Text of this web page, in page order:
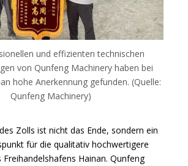
und effizienten technischen
von Qunfeng Machinery haben bei
hohe Anerkennung gefunden. (Quelle:
Qunfeng Machinery)
Zolls ist nicht das Ende, sondern ein
für die qualitativ hochwertigere
Freihandelshafens Hainan. Qunfeng